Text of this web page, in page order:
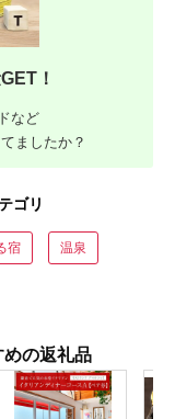
！
など
ましたか？
ゴリ
宿 温泉
の返礼品